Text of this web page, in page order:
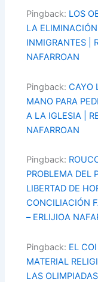
Pingback: LOS
LA
INMIGRANTES |
NAFARROAN
Pingback:CAYO
MANO PARA
A LA IGLESIA |
NAFARROAN
Pingback:
PROBLEMA DEL
LIBERTAD DE
CONCILIACIÓN
– ERLIJIOA
Pingback: EL
MATERIAL
LAS